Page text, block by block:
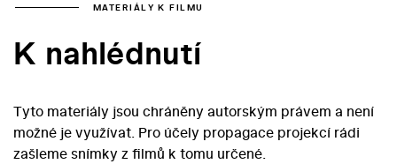
MATERIÁLY K FILMU
K nahlédnutí
Tyto materiály jsou chráněny autorským právem a není
možné je využívat. Pro účely propagace projekcí rádi
zašleme snímky z filmů k tomu určené.